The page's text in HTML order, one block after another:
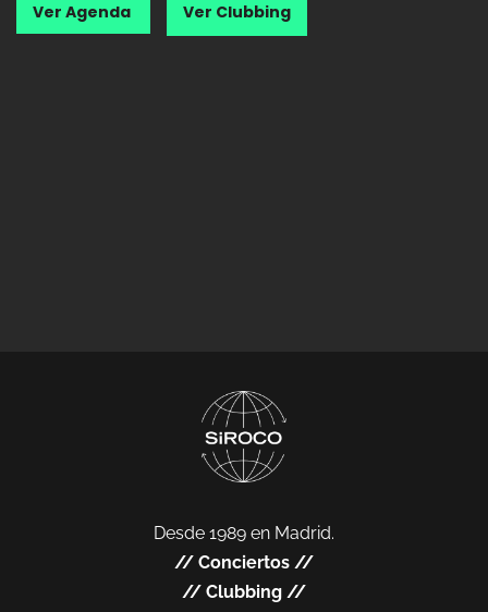
Ver Agenda Ver Clubbing
Desde 1989 en Madrid.
// Conciertos //
// Clubbing //